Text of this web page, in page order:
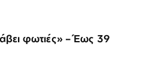
φωτιές» – Έως 39